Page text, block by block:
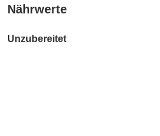
Nährwerte
Unzubereitet